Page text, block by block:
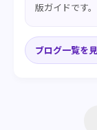
版ガイドです。
ブログ一覧を